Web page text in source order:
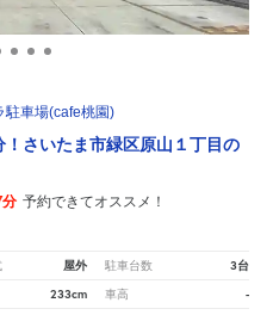
駐車場(cafe桃園)
さいたま市緑区原山１丁目の
分 予約できてオススメ！
屋外 駐車台数 3台
233cm 車高 -